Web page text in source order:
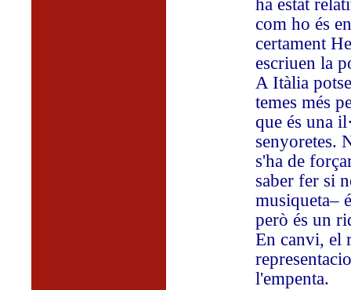
com ho és
certament
escriuen la
A Itàlia
temes més
que és una
senyoretes.
s'ha de
saber fer si
musiqueta–
però és un
En canvi, el
l'empenta.